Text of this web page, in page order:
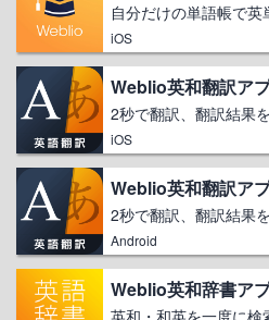
自分だけの単語帳で英
iOS
Weblio英和翻訳ア
2秒で翻訳、翻訳結果
iOS
Weblio英和翻訳ア
2秒で翻訳、翻訳結果
Android
Weblio英和辞書ア